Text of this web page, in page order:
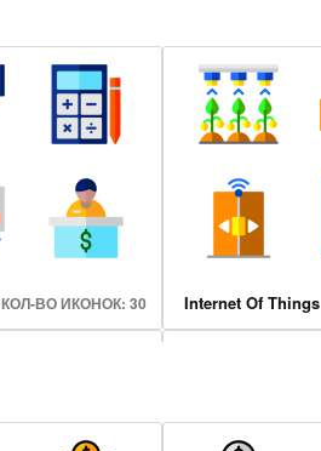
КОЛ-ВО ИКОНОК: 30 Internet Of Things